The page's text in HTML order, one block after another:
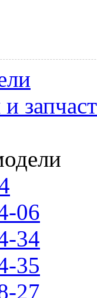
06
34
35
27